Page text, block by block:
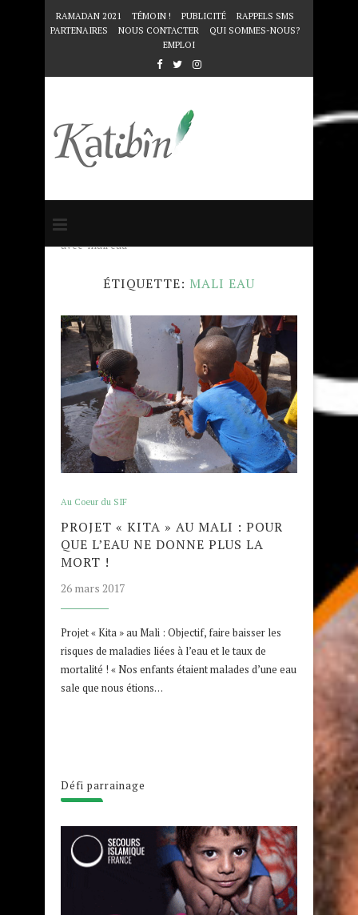
RAMADAN 2021 TÉMOIN ! PUBLICITÉ
RAPPELS SMS
PARTENAIRES
NOUS CONTACTER
QUI SOMMES-NOUS?
EMPLOI
Accueil
avec "mali eau"
ÉTIQUETTE: MALI EAU
Au Coeur du SIF
PROJET « KITA » AU MALI : POUR
QUE L’EAU NE DONNE PLUS LA
MORT !
26 mars 2017
Projet « Kita » au Mali : Objectif, faire baisser les
risques de maladies liées à l’eau et le taux de
mortalité ! « Nos enfants étaient malades d’une eau
sale que nous étions…
Défi parrainage